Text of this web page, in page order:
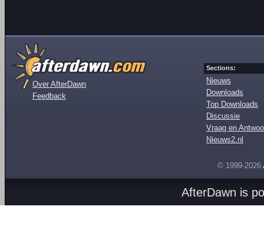
Over AfterDawn
Feedback
Sections:
Nieuws
Downloads
Top Downloads
Discussie
Vraag en
Nieuws2.nl
© 1999-2026
AfterDawn is